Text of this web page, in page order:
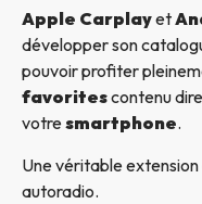
Apple Carplayet
développer son
pouvoir profiter
favoritescontenu
votresmartphone.
Une véritable
autoradio.